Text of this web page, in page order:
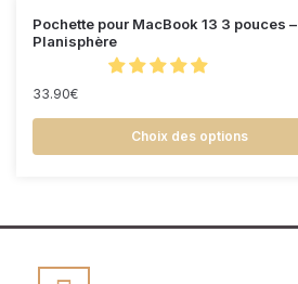
Pochette pour MacBook 13 3 pouces –
Planisphère
33.90€
Choix des options